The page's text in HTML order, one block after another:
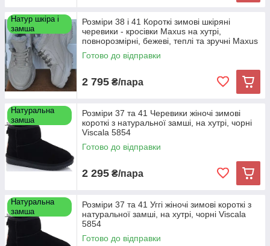
Натур шкіра і
замша
Розміри 38 і 41 Короткі зимові шкіряні
черевики - кросівки Maxus на хутрі,
повнорозмірні, бежеві, теплі та зручні Maxus
4617
Готово до відправки
2 795 ₴/пара
Натуральна
замша
Розміри 37 та 41 Черевики жіночі зимові
короткі з натуральної замші, на хутрі, чорні
Viscala 5854
Готово до відправки
2 295 ₴/пара
Натуральна
замша
Розміри 37 та 41 Уггі жіночі зимові короткі з
натуральної замші, на хутрі, чорні Viscala
5854
Готово до відправки